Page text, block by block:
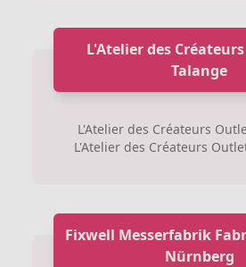
L'Atelier des
Talange
L'Atelier des Créateurs
L'Atelier des Créateurs
Fixwell Messerfabrik
Nürnberg